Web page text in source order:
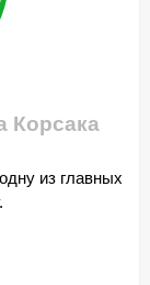
Корсака
из главных